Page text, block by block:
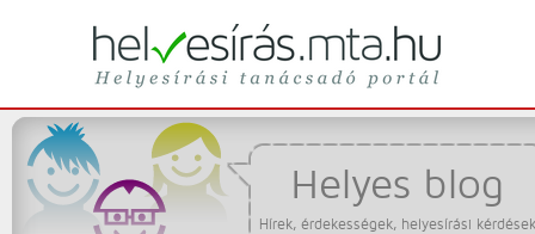
helyesírás
Helyesírási tanácsadó portál
Helyes blog
Hírek, érdekességek, helyesírási kérdések